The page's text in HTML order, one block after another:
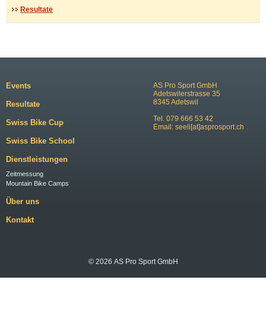
Resultate
AS Pro Sport GmbH
Adetswilerstrasse 35
8345 Adetswil
Tel. 079 666 53 42
Email: seeli[at]asprosport.ch
Events
Resultate
Swiss Bike Cup
Swiss Bike School
Dienstleistungen
Zeitmessung
Mountain Bike Camps
Über uns
Kontakt
© 2026 AS Pro Sport GmbH